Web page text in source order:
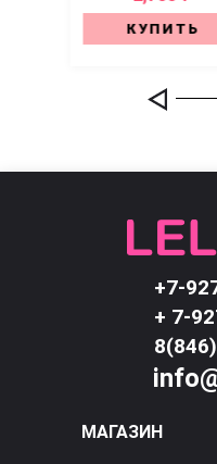
КУПИТЬ
+7-
+ 7-
МАГАЗИН